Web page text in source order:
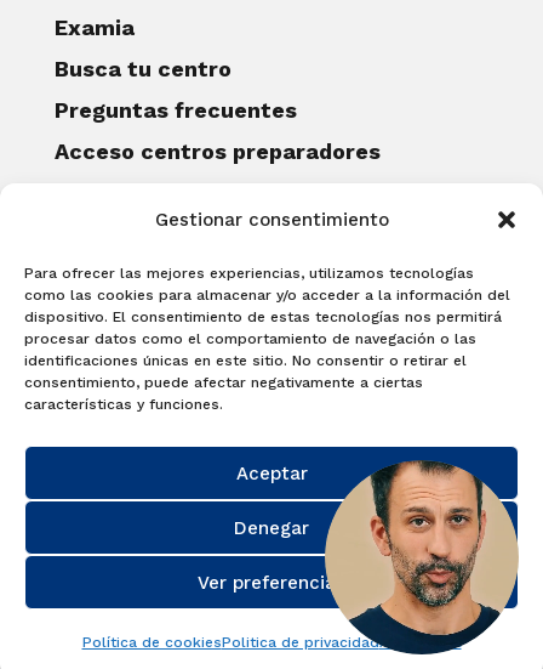
Gestionar consentimiento
Para ofrecer las mejores experiencias, utilizamos tecnologías
como las cookies para almacenar y/o acceder a la información del
dispositivo. El consentimiento de estas tecnologías nos permitirá
procesar datos como el comportamiento de navegación o las
identificaciones únicas en este sitio. No consentir o retirar el
consentimiento, puede afectar negativamente a ciertas
características y funciones.
Aceptar
Denegar
Ver preferencias
Política de cookiesPolitica de privacidadAviso Legal
Examia
Busca tu centro
Preguntas frecuentes
Acceso centros preparadores
Becas Examia
Contacto
CERTIFICACIONES
Linguaskill
Cambridge English Qualifications
EXAMÍNATE
Matricúlate con nosotros y obtén tu